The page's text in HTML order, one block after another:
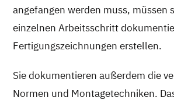
angefangen werden muss, müssen
einzelnen Arbeitsschritt
Fertigungszeichnungen erstellen.
Sie dokumentieren außerdem die
Normen und Montagetechniken.